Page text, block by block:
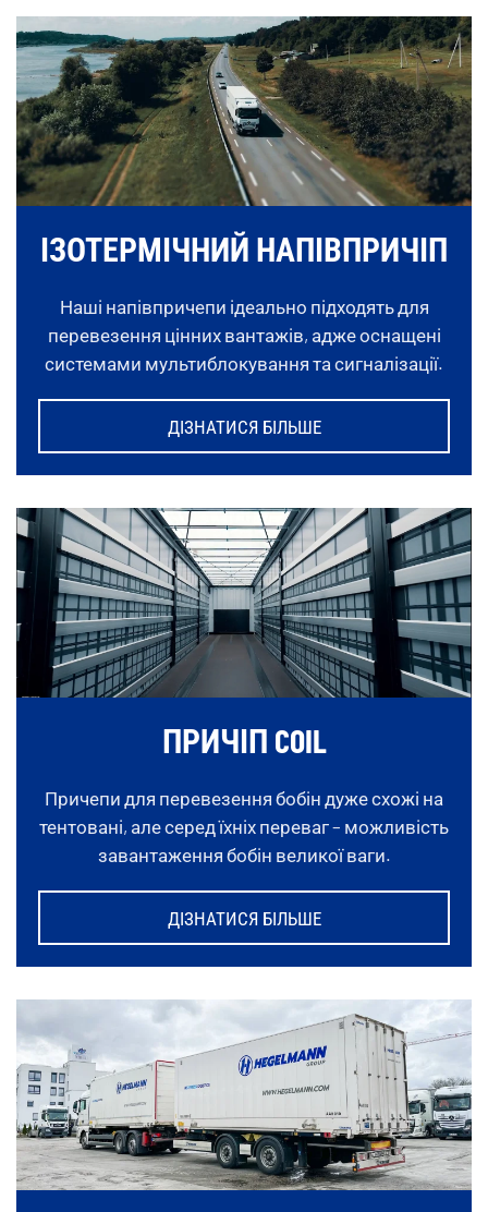
ІЗОТЕРМІЧНИЙ НАПІВПРИЧІП
Наші напівпричепи ідеально підходять для
перевезення цінних вантажів, адже оснащені
системами мультиблокування та сигналізації.
ДІЗНАТИСЯ БІЛЬШЕ
ПРИЧІП COIL
Причепи для перевезення бобін дуже схожі на
тентовані, але серед їхніх переваг – можливість
завантаження бобін великої ваги.
ДІЗНАТИСЯ БІЛЬШЕ